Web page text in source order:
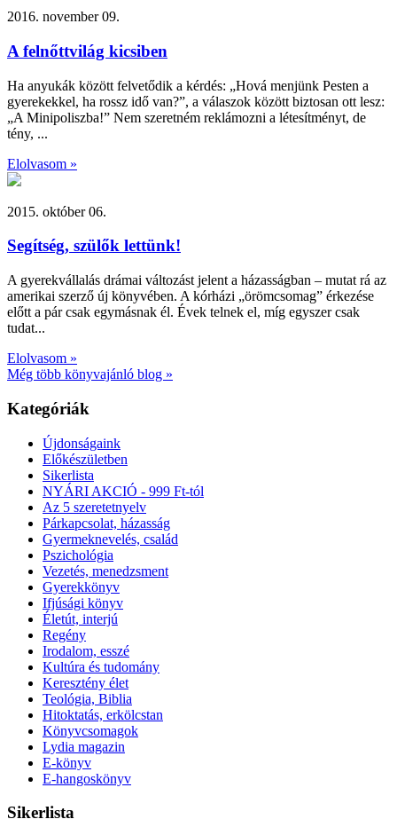
2016. november 09.
A felnőttvilág kicsiben
Ha anyukák között felvetődik a kérdés: „Hová menjünk Pesten a
gyerekekkel, ha rossz idő van?”, a válaszok között biztosan ott lesz:
„A Minipoliszba!” Nem szeretném reklámozni a létesítményt, de
tény, ...
Elolvasom »
2015. október 06.
Segítség, szülők lettünk!
A gyerekvállalás drámai változást jelent a házasságban – mutat rá az
amerikai szerző új könyvében. A kórházi „örömcsomag” érkezése
előtt a pár csak egymásnak él. Évek telnek el, míg egyszer csak
tudat...
Elolvasom »
Még több könyvajánló blog »
Kategóriák
Újdonságaink
Előkészületben
Sikerlista
NYÁRI AKCIÓ - 999 Ft-tól
Az 5 szeretetnyelv
Párkapcsolat, házasság
Gyermeknevelés, család
Pszichológia
Vezetés, menedzsment
Gyerekkönyv
Ifjúsági könyv
Életút, interjú
Regény
Irodalom, esszé
Kultúra és tudomány
Keresztény élet
Teológia, Biblia
Hitoktatás, erkölcstan
Könyvcsomagok
Lydia magazin
E-könyv
E-hangoskönyv
Sikerlista